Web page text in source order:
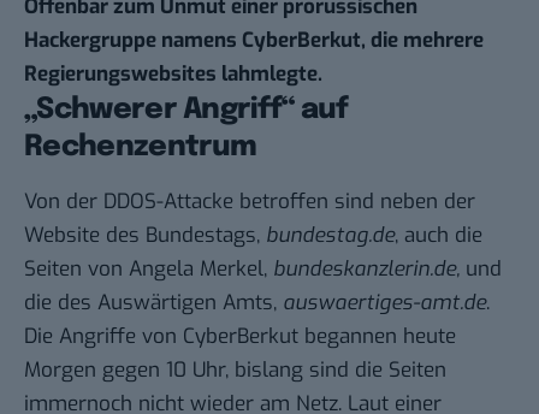
Offenbar zum Unmut einer prorussischen
Hackergruppe namens CyberBerkut, die mehrere
Regierungswebsites lahmlegte.
„Schwerer Angriff“ auf
Rechenzentrum
Von der DDOS-Attacke betroffen sind neben der
Website des Bundestags, bundestag.de, auch die
Seiten von Angela Merkel, bundeskanzlerin.de, und
die des Auswärtigen Amts, auswaertiges-amt.de.
Die Angriffe von CyberBerkut begannen heute
Morgen gegen 10 Uhr, bislang sind die Seiten
immernoch nicht wieder am Netz. Laut einer